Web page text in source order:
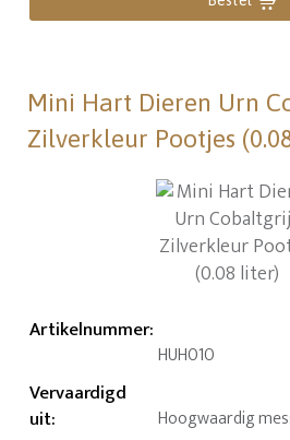
Mini Hart Dieren Urn
Zilverkleur Pootjes
Artikelnummer:
HUH010
Vervaardigd
uit: Hoogwaardig